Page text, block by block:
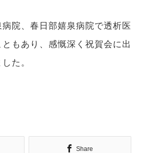
院、春日部嬉泉病院で透析医
もあり、感慨深く祝賀会に出
た。
Share